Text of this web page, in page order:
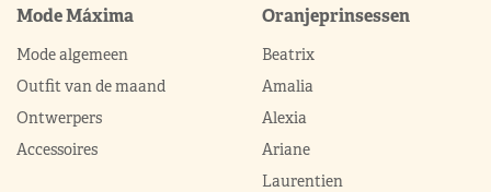
Mode Máxima
Mode algemeen
Outfit van de maand
Ontwerpers
Accessoires
Oranjeprinsessen
Beatrix
Amalia
Alexia
Ariane
Laurentien